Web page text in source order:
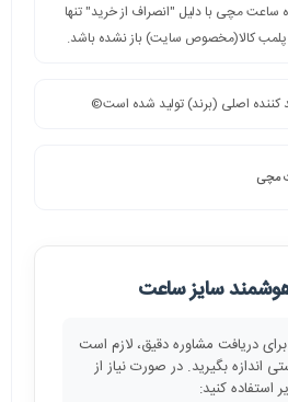
ساعت مچی با دلیل "انصراف از خرید" تنها
کالا(مخصوص سایت) باز نشده باشد.
اصلی (برند) تولید شده است©️
مچی
سایز ساعت
برای دریافت مشاوره دقیق، لازم است
اندازه بگیرید. در صورت نیاز از
استفاده کنید: